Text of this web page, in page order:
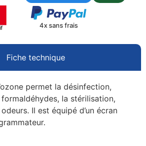
4x sans frais
Fiche technique
permet la désinfection,
formaldéhydes, la stérilisation,
Il est équipé d’un écran